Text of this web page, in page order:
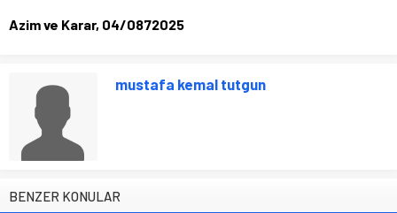
Azim ve Karar, 04/0872025
mustafa kemal tutgun
BENZER KONULAR